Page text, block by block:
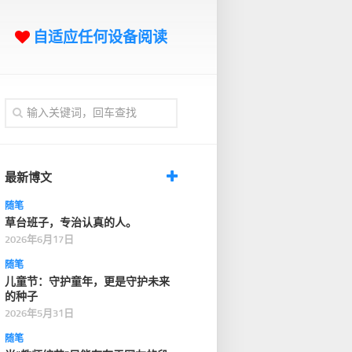
自适应任何设备阅读
最新博文
随笔
草台班子，专治认真的人。
2026年6月17日
随笔
儿童节：守护童年，更是守护未来
的种子
2026年5月31日
随笔